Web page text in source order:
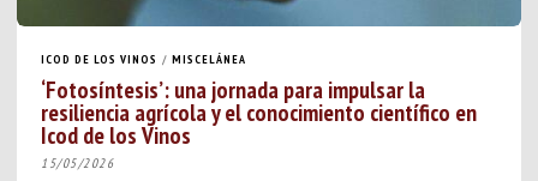
ICOD DE LOS VINOS / MISCELÁNEA
‘Fotosíntesis’: una jornada para impulsar la
resiliencia agrícola y el conocimiento científico en
Icod de los Vinos
15/05/2026